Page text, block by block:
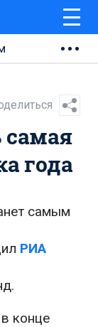
самая
года
самым
РИА
конце